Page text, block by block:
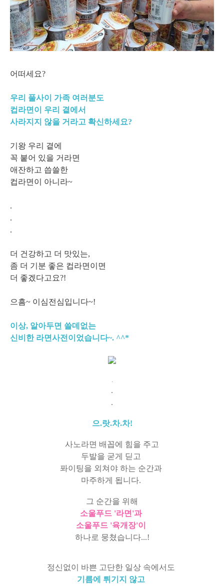
어떠세요?
우리 풀사이 가족 여러분도
컵라면이 우리 곁에서
사라지지 않을 거라고 확신하세요?
기왕 우리 곁에
꼭 붙어 있을 거라면
애잔하고 씁쓸한
컵라면이 아니라~
.
.
.
더 건강하고 더 맛있는,
좀 더 기분 좋은 컵라면이면
더 좋겠다고요?!
으흠~ 이심전심입니다~!
이상, 알아두면 쓸데없는
신비한 라면사전이었습니다~. ^^*
.
.
.
으.랏.차.차!
사노라면 배꼽에 힘을 주고
두발을 굳게 딛고
퐈이팅을 외쳐야 하는 순간과
마주하게 됩니다.
그 순간을 위해
소울푸드 '라면'과
소울푸드 '육개장'이
하나로 뭉쳤습니다...!
정신없이 바쁜 고단한 일상 속에서도
기름에 튀기지 않고